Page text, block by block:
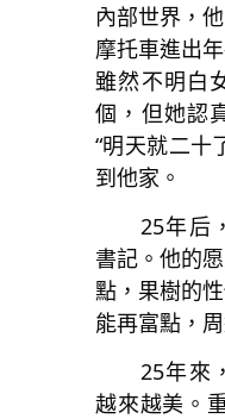
內部世界，
摩托車進出
雖然不明白
個，但她認
“明天就二十
到他家。
25年后，
書記。他的
點，果樹的
能再富點，
25年來，
越來越美。